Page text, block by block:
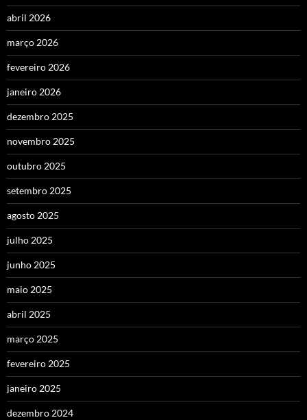
abril 2026
março 2026
fevereiro 2026
janeiro 2026
dezembro 2025
novembro 2025
outubro 2025
setembro 2025
agosto 2025
julho 2025
junho 2025
maio 2025
abril 2025
março 2025
fevereiro 2025
janeiro 2025
dezembro 2024